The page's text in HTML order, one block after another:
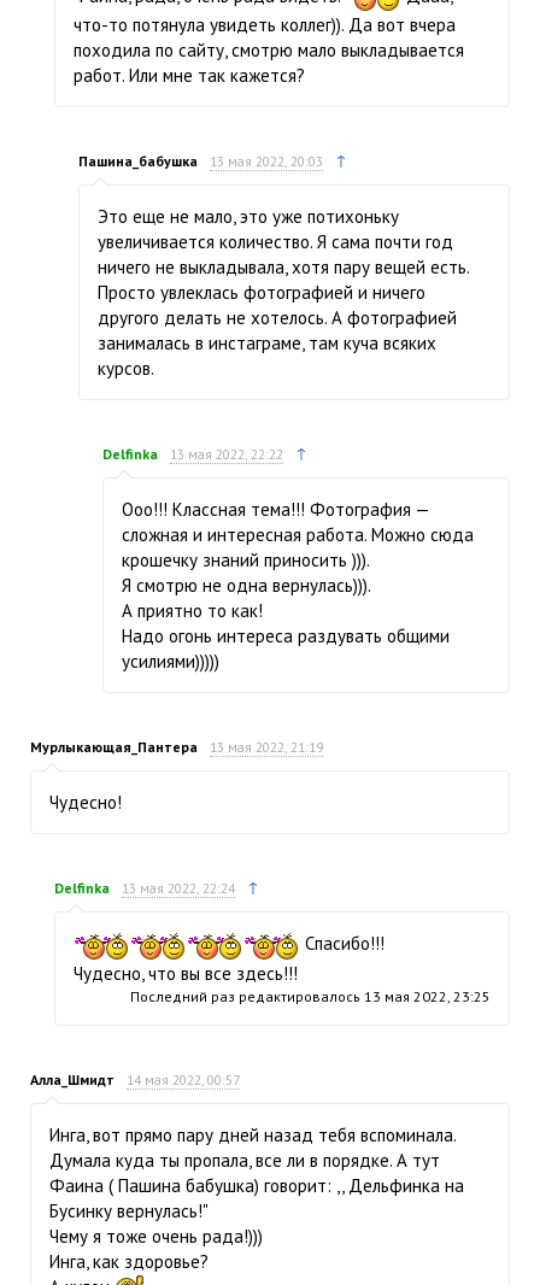
что-то потянула увидеть коллег)). Да вот вчера
походила по сайту, смотрю мало выкладывается
работ. Или мне так кажется?
Пашина_бабушка 13 мая 2022, 20:03 ↑
Это еще не мало, это уже потихоньку
увеличивается количество. Я сама почти год
ничего не выкладывала, хотя пару вещей есть.
Просто увлеклась фотографией и ничего
другого делать не хотелось. А фотографией
занималась в инстаграме, там куча всяких
курсов.
Delfinka 13 мая 2022, 22:22 ↑
Ооо!!! Классная тема!!! Фотография —
сложная и интересная работа. Можно сюда
крошечку знаний приносить ))).
Я смотрю не одна вернулась))).
А приятно то как!
Надо огонь интереса раздувать общими
усилиями)))))
Мурлыкающая_Пантера 13 мая 2022, 21:19
Чудесно!
Delfinka 13 мая 2022, 22:24 ↑
Спасибо!!!
Чудесно, что вы все здесь!!!
Последний раз редактировалось 13 мая 2022, 23:25
Алла_Шмидт 14 мая 2022, 00:57
Инга, вот прямо пару дней назад тебя вспоминала.
Думала куда ты пропала, все ли в порядке. А тут
Фаина ( Пашина бабушка) говорит: ,, Дельфинка на
Бусинку вернулась!"
Чему я тоже очень рада!)))
Инга, как здоровье?